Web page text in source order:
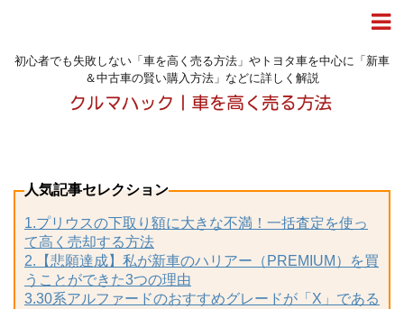
初心者でも失敗しない「車を高く売る方法」やトヨタ車を中心に「新車
＆中古車の賢い購入方法」などに詳しく解説
人気記事セレクション
1.プリウスの下取り額に大きな不満！一括査定を使っ
て高く売却する方法
2.【悲願達成】私が新車のハリアー（PREMIUM）を買
うことができた3つの理由
3.30系アルファードのおすすめグレードが「X」である